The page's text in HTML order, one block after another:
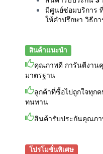
มีศูนย์ซ่อมบริการ
ให้คำปรึกษา วิธีก
สินค้าแนะนำ
คุณภาพดี การันตีงาน
มาตรฐาน
ลูกค้าที่ซื้อไปถูกใจทุก
ทนทาน
สินค้ารับประกันคุณภา
โปรโมชั่นพิเศษ